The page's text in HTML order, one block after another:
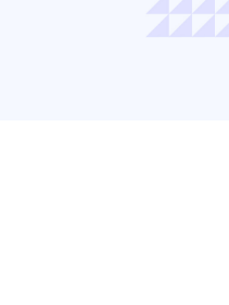
Takáto analýza vám
získať viac